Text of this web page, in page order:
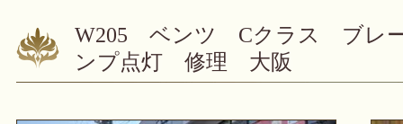
W205 ベンツ Cクラス ブレ
ンプ点灯 修理 大阪